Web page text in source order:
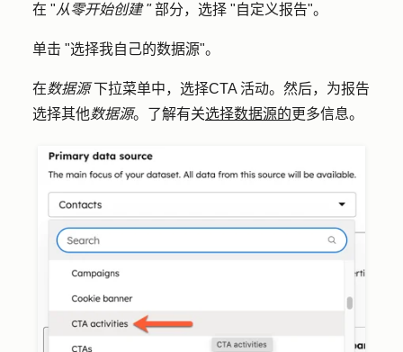
在 "从零开始创建 "部分，选择 "自定义报告"。
单击 "选择我自己的数据源"。
在数据源下拉菜单中，选择CTA 活动。然后，为报告
选择其他数据源。了解有关选择数据源的更多信息。